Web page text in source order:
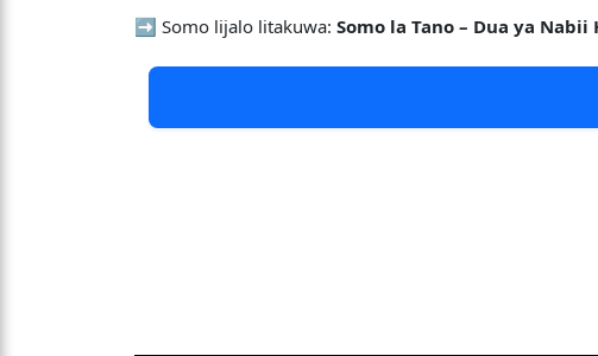
➡️ Somo lijalo litakuwa:Somo la Tano – Dua ya Nabii